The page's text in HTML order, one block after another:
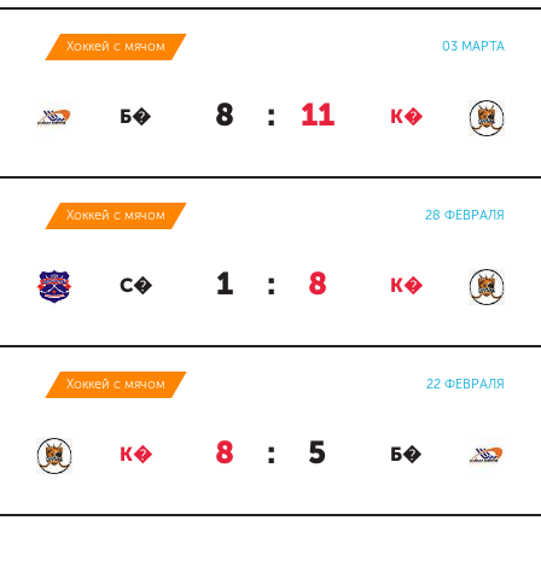
Хоккей с мячом 03 МАРТА
Б� 8 : 11 К�
Хоккей с мячом 28 ФЕВРАЛЯ
С� 1 : 8 К�
Хоккей с мячом 22 ФЕВРАЛЯ
К� 8 : 5 Б�